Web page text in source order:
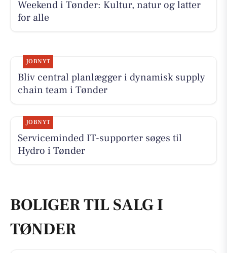
Weekend i Tønder: Kultur, natur og latter
for alle
JOBNYT
Bliv central planlægger i dynamisk supply
chain team i Tønder
JOBNYT
Serviceminded IT-supporter søges til
Hydro i Tønder
BOLIGER TIL SALG I
TØNDER